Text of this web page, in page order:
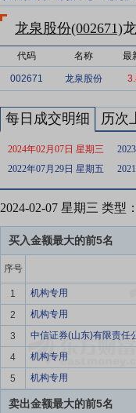
龙泉股份(002671)
代码 名称 最
002671 龙泉股份
每日成交明细 历次
2024年02月07日 星期三
2022年07月29日 星期五
2024-02-07 星期三 类
买入金额最大的前5名
序号
1
机构专用
2
机构专用
3
中信证券(山东)有限责任
4
机构专用
5
机构专用
卖出金额最大的前5名